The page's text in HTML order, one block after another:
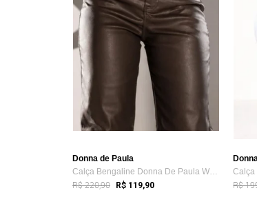
Donna de Paula
Calça Bengaline Donna De Paula Wide Leg ...
R$ 220,90 R$ 119,90 R$